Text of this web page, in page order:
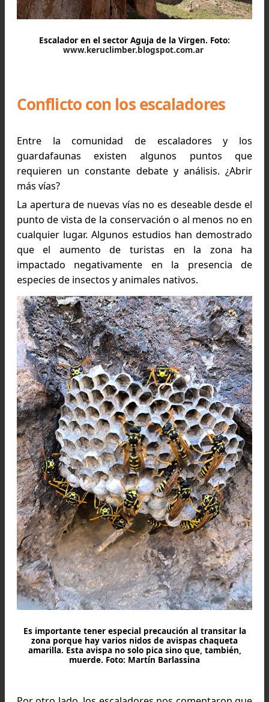
Escalando en el sector del Alero. Foto: Martín
Escalador en el sector Aguja de la Virgen. Foto: